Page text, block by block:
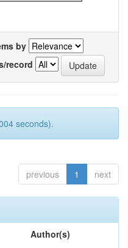
by
record
seconds).
previous 1 next
Author(s)